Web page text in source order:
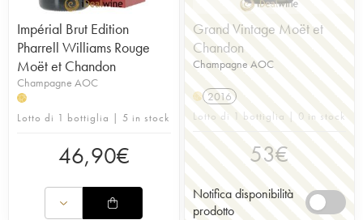
Impérial Brut Edition
Pharrell Williams Rouge
Moët et Chandon
Champagne AOC
H
Lotto di 1 bottiglia | 5 in stock
46,90€
Grand Vintage Moët et
Chandon
Champagne AOC
H 2016
Lotto di 1 bottiglia | 0 in stock
53€
Notifica disponibilità
prodotto